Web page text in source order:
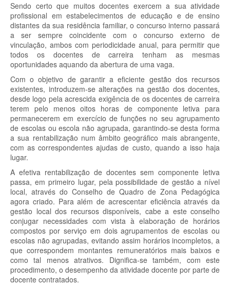
Sendo certo que muitos docentes exercem a sua atividade
profissional em estabelecimentos de educação e de ensino
distantes da sua residência familiar, o concurso interno passará
a ser sempre coincidente com o concurso externo de
vinculação, ambos com periodicidade anual, para permitir que
todos os docentes de carreira tenham as mesmas
oportunidades aquando da abertura de uma vaga.
Com o objetivo de garantir a eficiente gestão dos recursos
existentes, introduzem-se alterações na gestão dos docentes,
desde logo pela acrescida exigência de os docentes de carreira
terem pelo menos oitos horas de componente letiva para
permanecerem em exercício de funções no seu agrupamento
de escolas ou escola não agrupada, garantindo-se desta forma
a sua rentabilização num âmbito geográfico mais abrangente,
com as correspondentes ajudas de custo, quando a isso haja
lugar.
A efetiva rentabilização de docentes sem componente letiva
passa, em primeiro lugar, pela possibilidade de gestão a nível
local, através do Conselho de Quadro de Zona Pedagógica
agora criado. Para além de acrescentar eficiência através da
gestão local dos recursos disponíveis, cabe a este conselho
conjugar necessidades com vista à elaboração de horários
compostos por serviço em dois agrupamentos de escolas ou
escolas não agrupadas, evitando assim horários incompletos, a
que correspondem montantes remuneratórios mais baixos e
como tal menos atrativos. Dignifica-se também, com este
procedimento, o desempenho da atividade docente por parte de
docente contratados.